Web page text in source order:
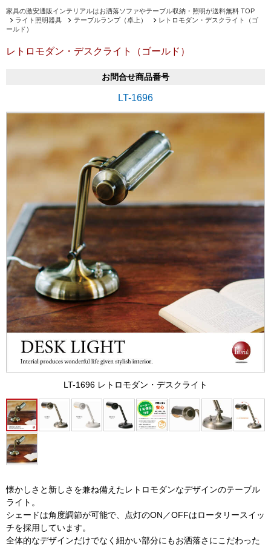
家具の激安通販インテリアルはお洒落ソファやテーブル収納・照明が送料無料 TOP
ライト照明器具
テーブルランプ（卓上）
レトロモダン・デスクライト（ゴ
ールド）
レトロモダン・デスクライト（ゴールド）
お問合せ商品番号
LT-1696
LT-1696 レトロモダン・デスクライト
懐かしさと新しさを兼ね備えたレトロモダンなデザインのテーブル
ライト。
シェードは角度調節が可能で、点灯のON／OFFはロータリースイッ
チを採用しています。
全体的なデザインだけでなく細かい部分にもお洒落さにこだわった